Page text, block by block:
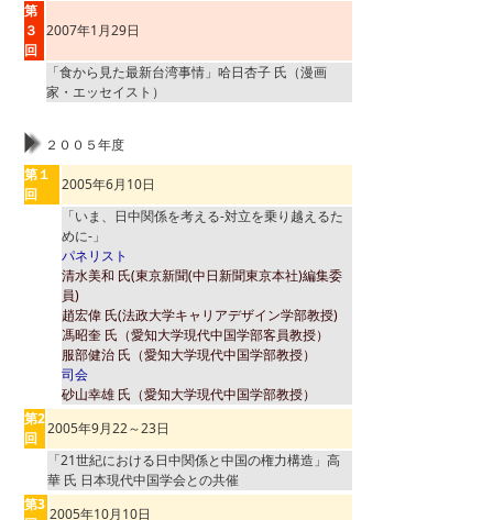
第
３
回
2007年1月29日
「食から見た最新台湾事情」哈日杏子 氏（漫画
家・エッセイスト）
２００５年度
第１
回
2005年6月10日
「いま、日中関係を考える-対立を乗り越えるた
めに-」
パネリスト
清水美和 氏(東京新聞(中日新聞東京本社)編集委
員)
趙宏偉 氏(法政大学キャリアデザイン学部教授)
馮昭奎 氏（愛知大学現代中国学部客員教授）
服部健治 氏（愛知大学現代中国学部教授）
司会
砂山幸雄 氏（愛知大学現代中国学部教授）
第2
回
2005年9月22～23日
「21世紀における日中関係と中国の権力構造」高
華 氏 日本現代中国学会との共催
第3
2005年10月10日